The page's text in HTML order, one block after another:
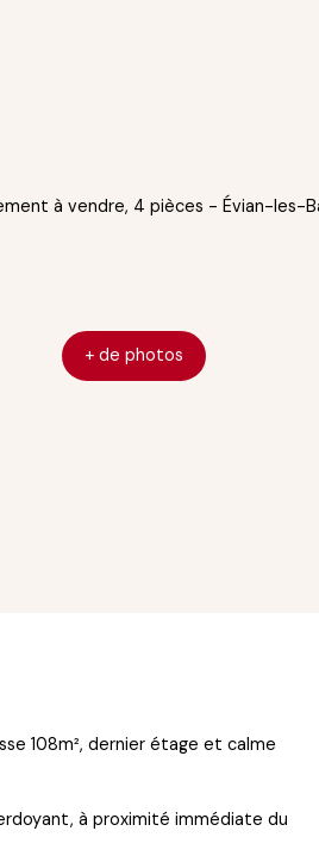
+ de photos
108m², dernier étage et calme
à proximité immédiate du